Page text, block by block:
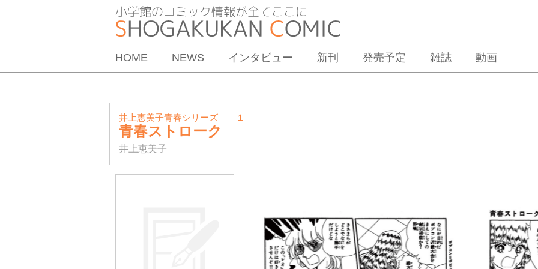
HOME NEWS インタビュー 新刊 発売予定 雑誌 動画
井上恵美子青春シリーズ １
青春ストローク
井上恵美子